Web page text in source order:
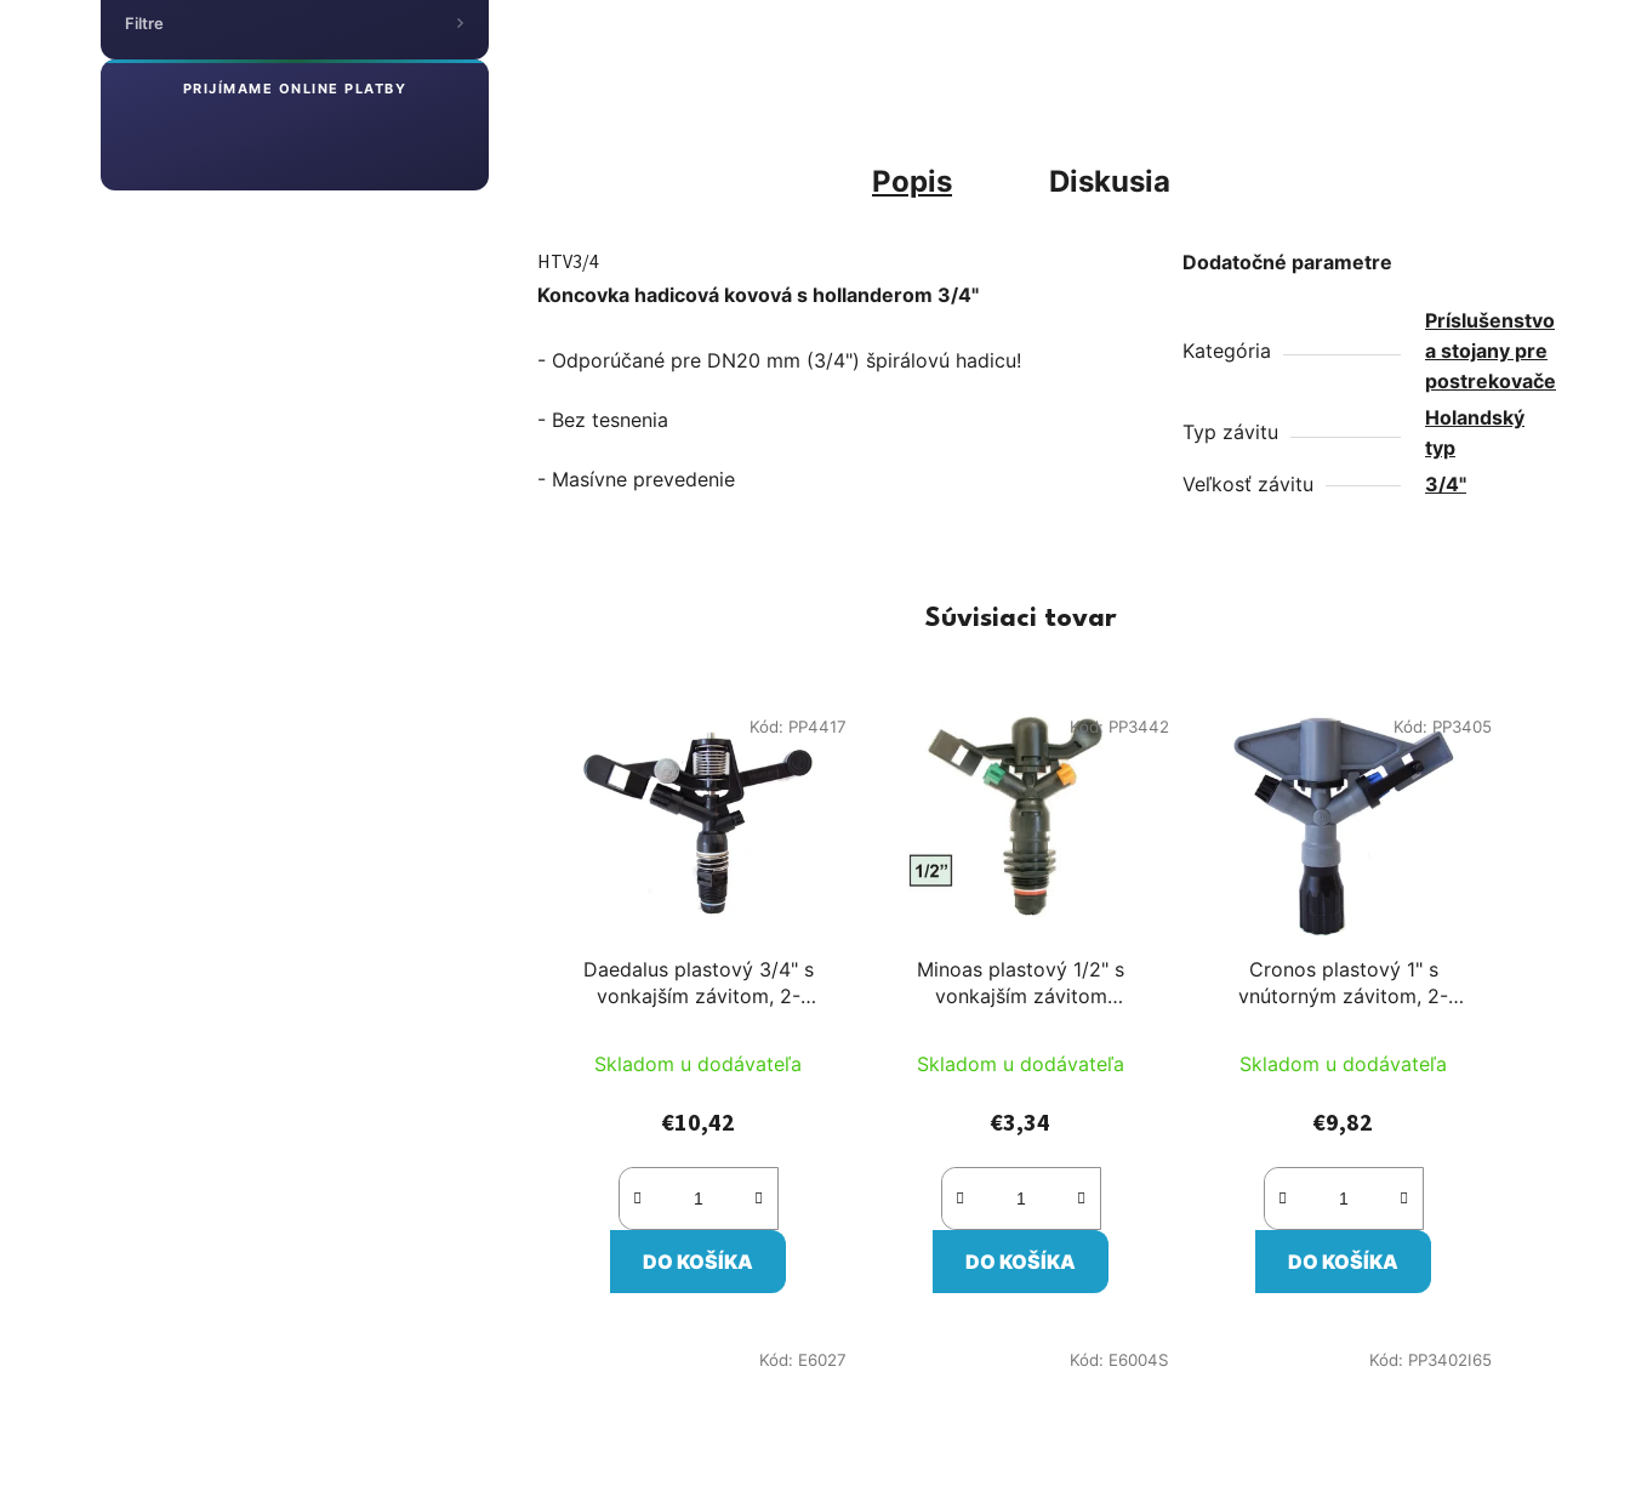
Filtre
PRIJÍMAME ONLINE PLATBY
Popis Diskusia
HTV3/4
Koncovka hadicová kovová s hollanderom 3/4"
- Odporúčané pre DN20 mm (3/4") špirálovú hadicu!
- Bez tesnenia
- Masívne prevedenie
Dodatočné parametre
Kategória
Príslušenstvo
a stojany pre
postrekovače
Typ závitu
Holandský
typ
Veľkosť závitu
3/4"
Súvisiaci tovar
Daedalus plastový 3/4" s
vonkajším závitom, 2-
44l/min)
Skladom u dodávateľa
€10,42
DO KOŠÍKA
Kód: PP4417
Minoas plastový 1/2" s
vonkajším závitom
Skladom u dodávateľa
€3,34
DO KOŠÍKA
Kód: PP3442
Cronos plastový 1" s
vnútorným závitom, 2-
71l/min)
Skladom u dodávateľa
€9,82
DO KOŠÍKA
Kód: PP3405
Kód: E6027 Kód: E6004S Kód: PP3402I65